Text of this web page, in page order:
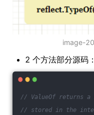
image-
2 个方法部分源码：
// ValueOf returns a
// stored in the